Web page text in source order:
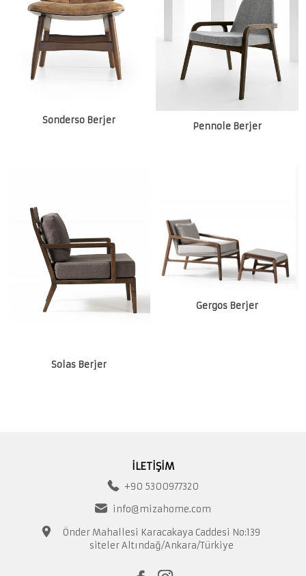
Sonderso Berjer
Pennole Berjer
Solas Berjer
Gergos Berjer
İLETİŞİM
+90 5300977320
info@mizahome.com
Önder Mahallesi Karacakaya Caddesi No:139
siteler Altındağ/Ankara/Türkiye